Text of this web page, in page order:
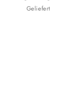
Geliefert